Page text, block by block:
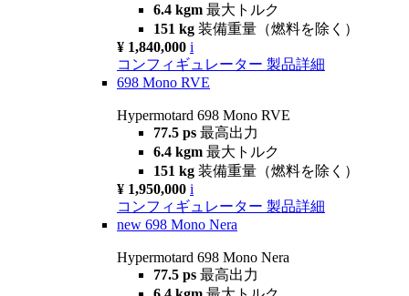
6.4 kgm 最大トルク
151 kg 装備重量（燃料を除く）
¥ 1,840,000 i
コンフィギュレーター 製品詳細
698 Mono RVE
Hypermotard 698 Mono RVE
77.5 ps 最高出力
6.4 kgm 最大トルク
151 kg 装備重量（燃料を除く）
¥ 1,950,000 i
コンフィギュレーター 製品詳細
new 698 Mono Nera
Hypermotard 698 Mono Nera
77.5 ps 最高出力